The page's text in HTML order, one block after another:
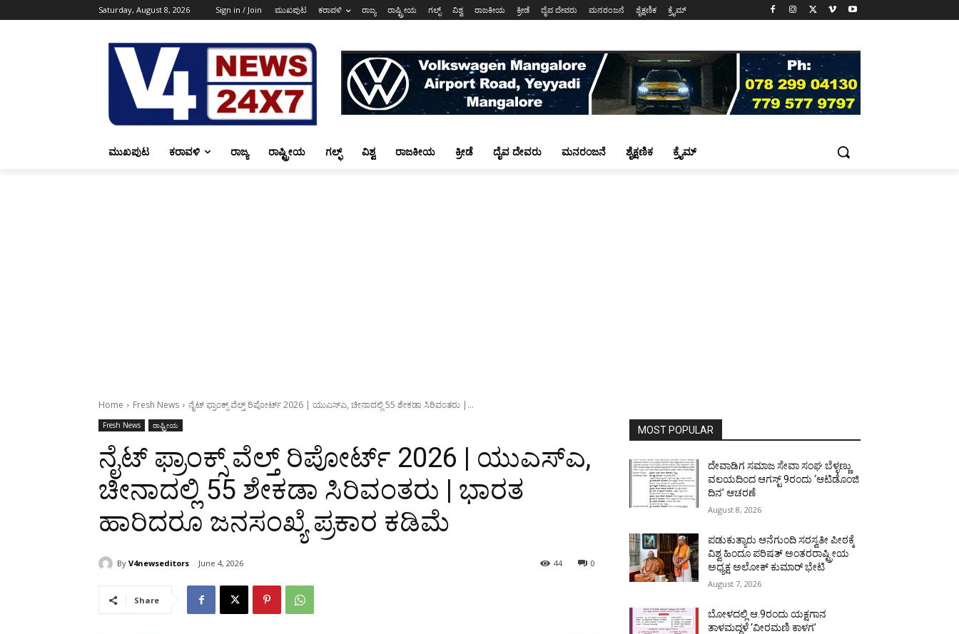
Saturday, August 8, 2026 Sign in / Join ಮುಖಪುಟ ಕರಾವಳಿ ರಾಜ್ಯ ರಾಷ್ಟ್ರೀಯ ಗಲ್ಫ್ ವಿಶ್ವ ರಾಜಕೀಯ ಕ್ರೀಡೆ ದೈವ ದೇವರು ಮನರಂಜನೆ ಶೈಕ್ಷಣಿಕ ಕ್ರೈಮ್
ಮುಖಪುಟ ಕರಾವಳಿ ರಾಜ್ಯ ರಾಷ್ಟ್ರೀಯ ಗಲ್ಫ್ ವಿಶ್ವ ರಾಜಕೀಯ ಕ್ರೀಡೆ ದೈವ ದೇವರು ಮನರಂಜನೆ ಶೈಕ್ಷಣಿಕ ಕ್ರೈಮ್
Home Fresh News ನೈಟ್ ಫ್ರಾಂಕ್ಸ್ ವೆಲ್ತ್ ರಿಪೋರ್ಟ್ 2026 | ಯುಎಸ್‌ಎ, ಚೀನಾದಲ್ಲಿ 55 ಶೇಕಡಾ ಸಿರಿವಂತರು |...
Fresh News ರಾಷ್ಟ್ರೀಯ
ನೈಟ್ ಫ್ರಾಂಕ್ಸ್ ವೆಲ್ತ್ ರಿಪೋರ್ಟ್ 2026 | ಯುಎಸ್‌ಎ,
ಚೀನಾದಲ್ಲಿ 55 ಶೇಕಡಾ ಸಿರಿವಂತರು | ಭಾರತ
ಹಾರಿದರೂ ಜನಸಂಖ್ಯೆ ಪ್ರಕಾರ ಕಡಿಮೆ
By V4newseditors June 4, 2026 0
44
Share
MOST POPULAR
ದೇವಾಡಿಗ ಸಮಾಜ ಸೇವಾ ಸಂಘ ಬೆಳ್ಳಣ್ಣು
ವಲಯದಿಂದ ಆಗಸ್ಟ್ 9ರಂದು ‘ಆಟಿಡೊಂಜಿ
ದಿನ’ ಆಚರಣೆ
August 8, 2026
ಪಡುಕುತ್ಯಾರು ಆನೆಗುಂದಿ ಸರಸ್ವತೀ ಪೀಠಕ್ಕೆ
ವಿಶ್ವ ಹಿಂದೂ ಪರಿಷತ್ ಅಂತರರಾಷ್ಟ್ರೀಯ
ಅಧ್ಯಕ್ಷ ಅಲೋಕ್ ಕುಮಾರ್ ಭೇಟಿ
August 7, 2026
ಬೋಳದಲ್ಲಿ ಆ.9ರಂದು ಯಕ್ಷಗಾನ
ತಾಳಮದ್ದಳೆ ‘ವೀರಮಣಿ ಕಾಳಗ’